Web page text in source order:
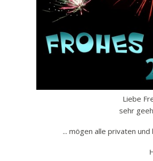
Liebe
sehr
... mögen alle privaten und